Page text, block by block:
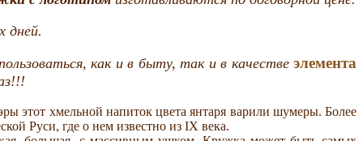
дней.
как и в быту, так и в качестве элемента
этот хмельной напиток цвета янтаря варили шумеры. Более
Руси, где о нем известно из IX века.